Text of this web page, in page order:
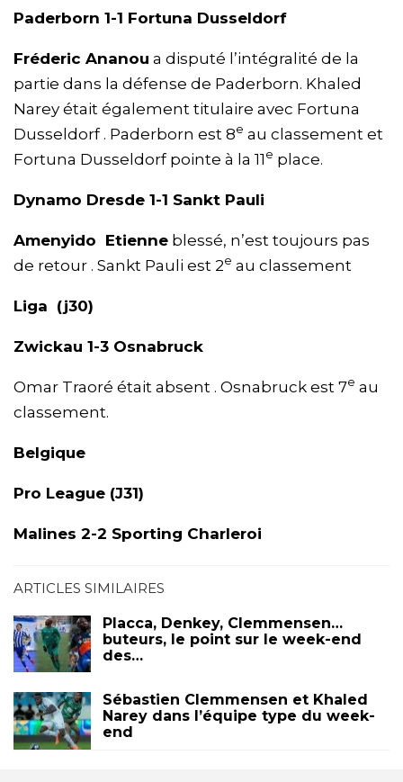
Paderborn 1-1 Fortuna Dusseldorf
Fréderic Ananou a disputé l’intégralité de la
partie dans la défense de Paderborn. Khaled
Narey était également titulaire avec Fortuna
Dusseldorf . Paderborn est 8e au classement et
Fortuna Dusseldorf pointe à la 11 e place.
Dynamo Dresde 1-1 Sankt Pauli
Amenyido Etienne blessé, n’est toujours pas
de retour . Sankt Pauli est 2e au classement
Liga (j30)
Zwickau 1-3 Osnabruck
Omar Traoré était absent . Osnabruck est 7e au
classement.
Belgique
Pro League (J31)
Malines 2-2 Sporting Charleroi
ARTICLES SIMILAIRES
Placca, Denkey, Clemmensen…
buteurs, le point sur le week-end
des…
Sébastien Clemmensen et Khaled
Narey dans l’équipe type du week-
end